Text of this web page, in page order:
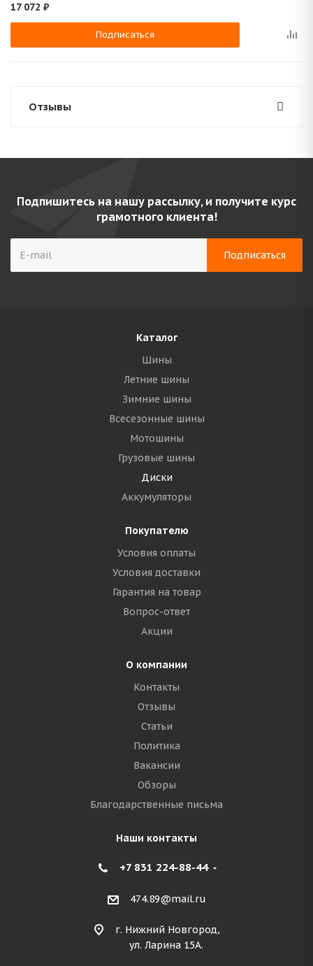
17 072 ₽
Подписаться
Отзывы
Подпишитесь на нашу рассылку, и получите курс
грамотного клиента!
Каталог
Шины
Летние шины
Зимние шины
Всесезонные шины
Мотошины
Грузовые шины
Диски
Аккумуляторы
Покупателю
Условия оплаты
Условия доставки
Гарантия на товар
Вопрос-ответ
Акции
О компании
Контакты
Отзывы
Статьи
Политика
Вакансии
Обзоры
Благодарственные письма
Наши контакты
+7 831 224-88-44
474.89@mail.ru
г. Нижний Новгород,
ул. Ларина 15А.